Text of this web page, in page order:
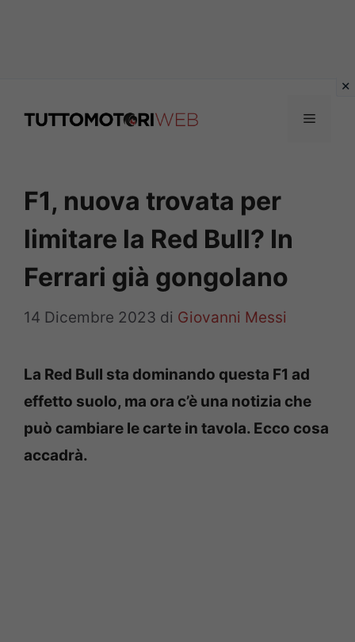
Menu
F1, nuova trovata per
limitare la Red Bull? In
Ferrari già gongolano
14 Dicembre 2023 di Giovanni Messi
La Red Bull sta dominando questa F1 ad
effetto suolo, ma ora c’è una notizia che
può cambiare le carte in tavola. Ecco cosa
accadrà.